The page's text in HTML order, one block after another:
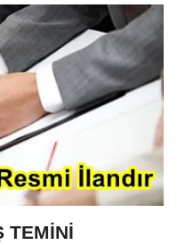
TEMİNİ